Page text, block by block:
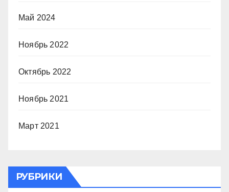
Май 2024
Ноябрь 2022
Октябрь 2022
Ноябрь 2021
Март 2021
РУБРИКИ